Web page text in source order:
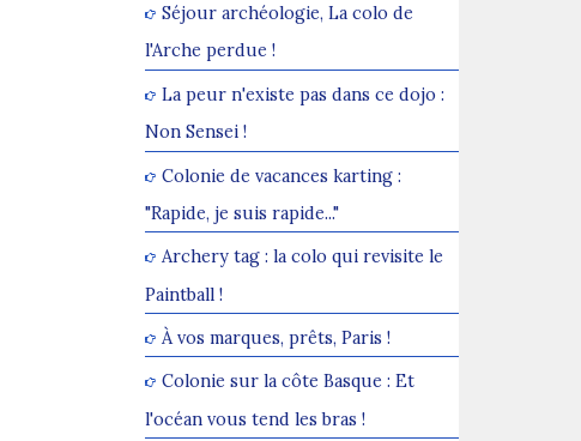
Séjour archéologie, La colo de
l'Arche perdue !
La peur n'existe pas dans ce dojo :
Non Sensei !
Colonie de vacances karting :
"Rapide, je suis rapide..."
Archery tag : la colo qui revisite le
Paintball !
À vos marques, prêts, Paris !
Colonie sur la côte Basque : Et
l'océan vous tend les bras !